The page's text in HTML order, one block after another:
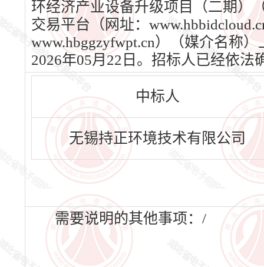
环经济产业设备升级项目（二期）
交易平台（网址：
www.hbggzyfwpt.cn）（媒介名称
2026年05月22日。招标人已经依
中标人
无锡持正环境技术有限公司
需要说明的其他事项：/